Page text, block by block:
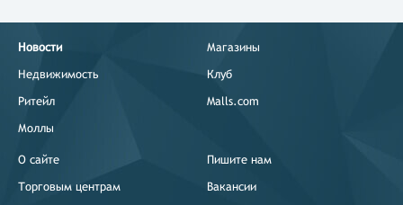
Новости
Недвижимость
Ритейл
Моллы
Магазины
Клуб
Malls.com
О сайте
Торговым центрам
Пишите нам
Вакансии